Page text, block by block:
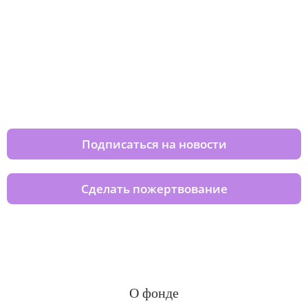
Подписаться на новости
Сделать пожертвование
О фонде